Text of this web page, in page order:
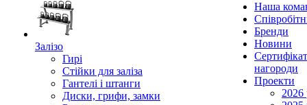
Залізо
Гирі
Стійки для заліза
Гантелі і штанги
Диски, грифи, замки
Наша
Бренди
Новини
нагороди
Проекти
2026